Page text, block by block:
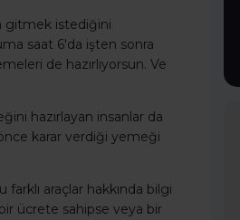
gitmek istediğini
saat 6'da işten sonra
de hazırlıyorsun. Ve
hazırlayan insanlar da
karar verdiği yemeği
araçlar hakkında bilgi
ücrete sahipse veya bir